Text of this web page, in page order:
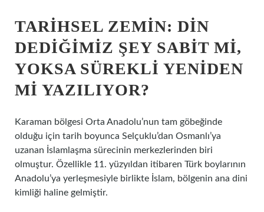
TARIHSEL ZEMIN: DIN
DEDIĞIMIZ ŞEY SABIT MI,
YOKSA SÜREKLI YENIDEN
MI YAZILIYOR?
Karaman bölgesi Orta Anadolu’nun tam göbeğinde
olduğu için tarih boyunca Selçuklu’dan Osmanlı’ya
uzanan İslamlaşma sürecinin merkezlerinden biri
olmuştur. Özellikle 11. yüzyıldan itibaren Türk boylarının
Anadolu’ya yerleşmesiyle birlikte İslam, bölgenin ana dini
kimliği haline gelmiştir.